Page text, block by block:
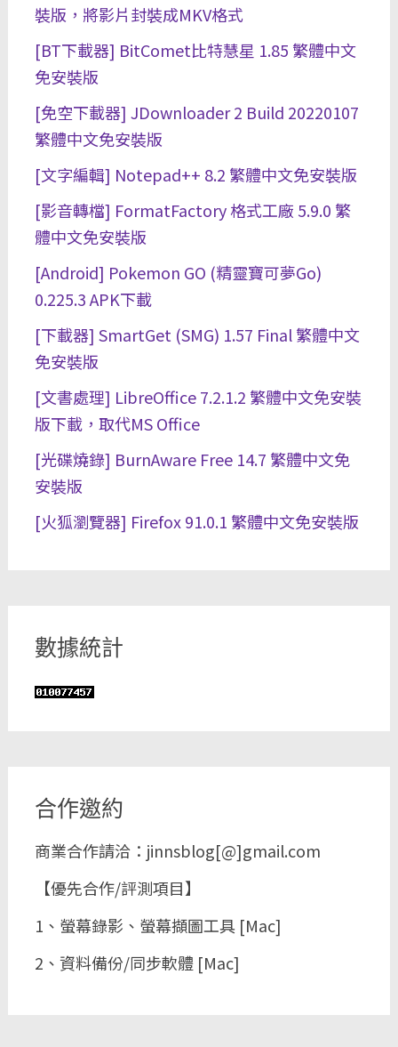
裝版，將影片封裝成MKV格式
[BT下載器] BitComet比特慧星 1.85 繁體中文
免安裝版
[免空下載器] JDownloader 2 Build 20220107
繁體中文免安裝版
[文字編輯] Notepad++ 8.2 繁體中文免安裝版
[影音轉檔] FormatFactory 格式工廠 5.9.0 繁
體中文免安裝版
[Android] Pokemon GO (精靈寶可夢Go)
0.225.3 APK下載
[下載器] SmartGet (SMG) 1.57 Final 繁體中文
免安裝版
[文書處理] LibreOffice 7.2.1.2 繁體中文免安裝
版下載，取代MS Office
[光碟燒錄] BurnAware Free 14.7 繁體中文免
安裝版
[火狐瀏覽器] Firefox 91.0.1 繁體中文免安裝版
數據統計
合作邀約
商業合作請洽：jinnsblog[@]gmail.com
【優先合作/評測項目】
1、螢幕錄影、螢幕擷圖工具 [Mac]
2、資料備份/同步軟體 [Mac]